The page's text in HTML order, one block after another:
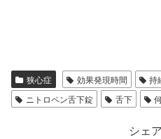
狭心症 効果発現時間 持
ニトロペン舌下錠
舌下
シェ